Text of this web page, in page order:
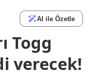
AI ile Özetle
Togg
verecek!